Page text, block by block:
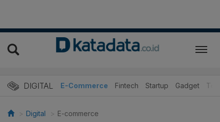
DIGITAL E-Commerce Fintech Startup Gadget
Digital E-commerce